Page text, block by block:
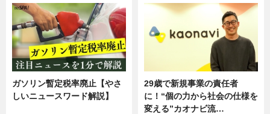
ガソリン暫定税率廃止【やさ
しいニュースワード解説】
29歳で新規事業の責任者
に！“個の力から社会の仕様を
変える”カオナビ流…